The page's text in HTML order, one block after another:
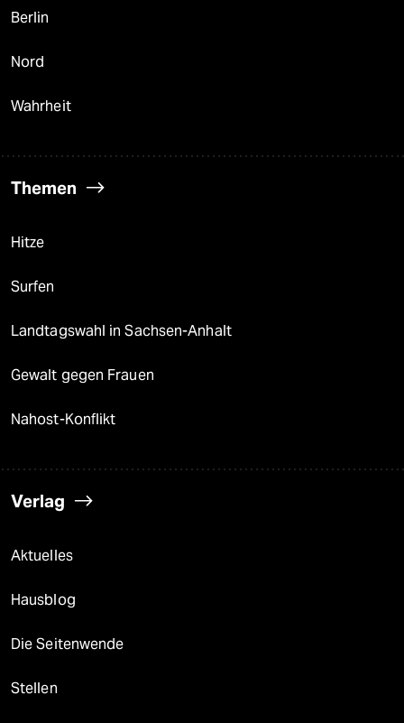
Berlin
Nord
Wahrheit
Themen
Hitze
Surfen
Landtagswahl in Sachsen-Anhalt
Gewalt gegen Frauen
Nahost-Konflikt
Verlag
Aktuelles
Hausblog
Die Seitenwende
Stellen